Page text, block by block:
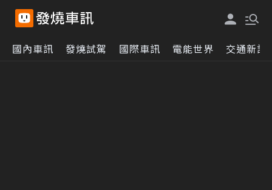
國內車訊 發燒試駕 國際車訊 電能世界 交通新訊